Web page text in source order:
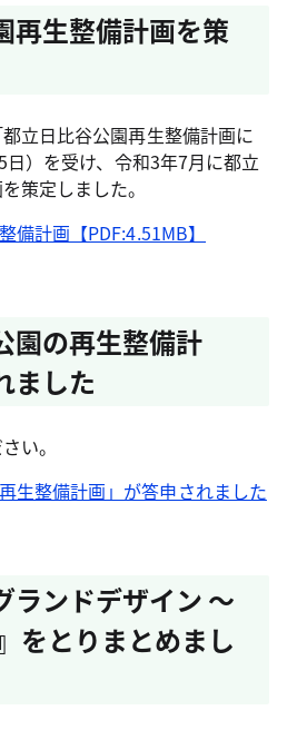
再生整備計画を策
立日比谷公園再生整備計画に
）を受け、令和3年7月に都立
策定しました。
備計画【PDF:4.51MB】
園の再生整備計
ました
い。
生整備計画」が答申されました
ランドデザイン ～
をとりまとめまし